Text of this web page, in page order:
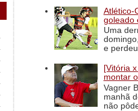
Atlético-
goleado
Uma
e
[Vitória
montar
Vagner
manhã
não